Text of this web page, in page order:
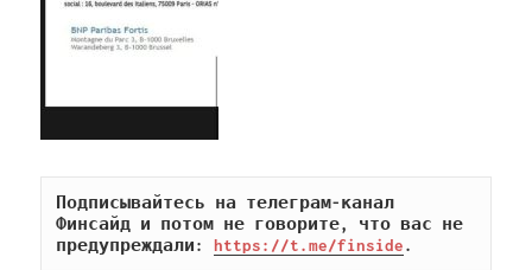
Подписывайтесь на телеграм-канал
Финсайд и потом не говорите, что вас не
предупреждали: https://t.me/finside.